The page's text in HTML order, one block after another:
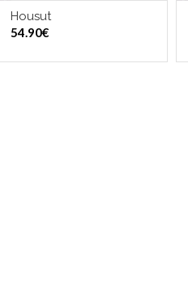
VALITSE VAIHTOEHDOISTA
Housut
54.90€